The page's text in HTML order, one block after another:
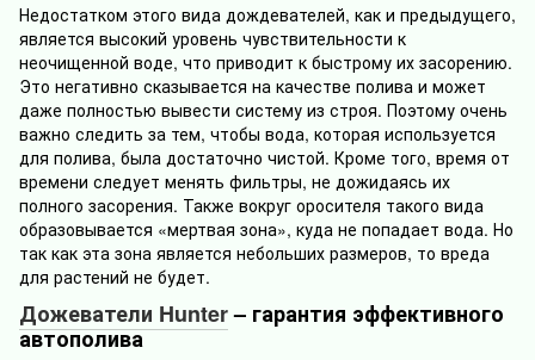
Недостатком этого вида дождевателей, как и предыдущего,
является высокий уровень чувствительности к
неочищенной воде, что приводит к быстрому их засорению.
Это негативно сказывается на качестве полива и может
даже полностью вывести систему из строя. Поэтому очень
важно следить за тем, чтобы вода, которая используется
для полива, была достаточно чистой. Кроме того, время от
времени следует менять фильтры, не дожидаясь их
полного засорения. Также вокруг оросителя такого вида
образовывается «мертвая зона», куда не попадает вода. Но
так как эта зона является небольших размеров, то вреда
для растений не будет.
Дожеватели Hunter– гарантия эффективного
автополива